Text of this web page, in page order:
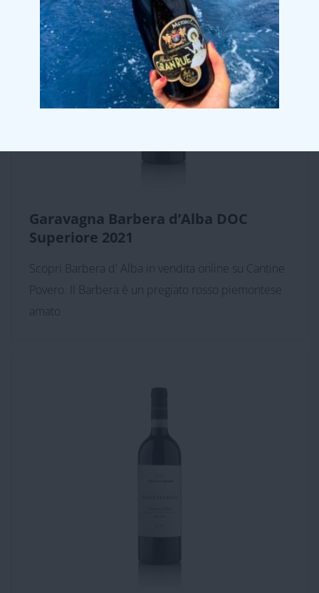
Garavagna Barbera d’Alba DOC
Superiore 2021
Scopri Barbera d' Alba in vendita online su Cantine
Povero. Il Barbera è un pregiato rosso piemontese
amato